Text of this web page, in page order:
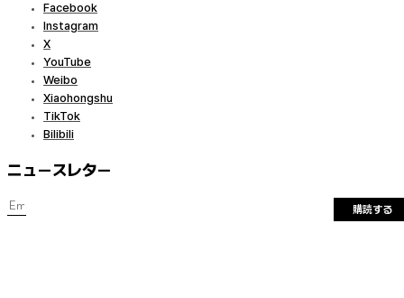
Facebook
Instagram
X
YouTube
Weibo
Xiaohongshu
TikTok
Bilibili
ニュースレター
購読する